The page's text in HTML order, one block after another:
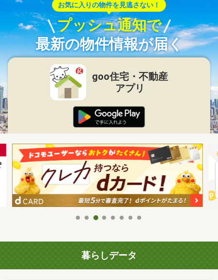
お気に入りの物件を見逃さない！
プッシュ通知で
最新の物件情報が届く
goo住宅・不動産
アプリ
暮らしデータ